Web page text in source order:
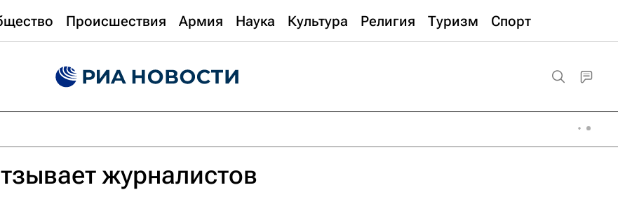
Происшествия Армия Наука Культура Религия Туризм Спорт
журналистов